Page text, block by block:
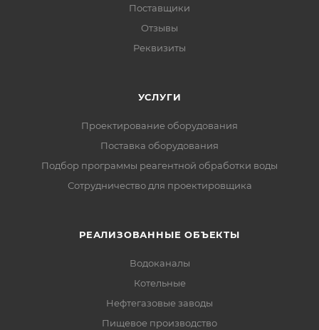
Поставщики
Отзывы
Реквизиты
УСЛУГИ
Проектирование оборудования
Поставка оборудования
Подбор программы реагентной обработки воды
Сотрудничество для проектировщика
РЕАЛИЗОВАННЫЕ ОБЪЕКТЫ
Водоканалы
Котельные
Нефтегазовые заводы
Пищевое производство